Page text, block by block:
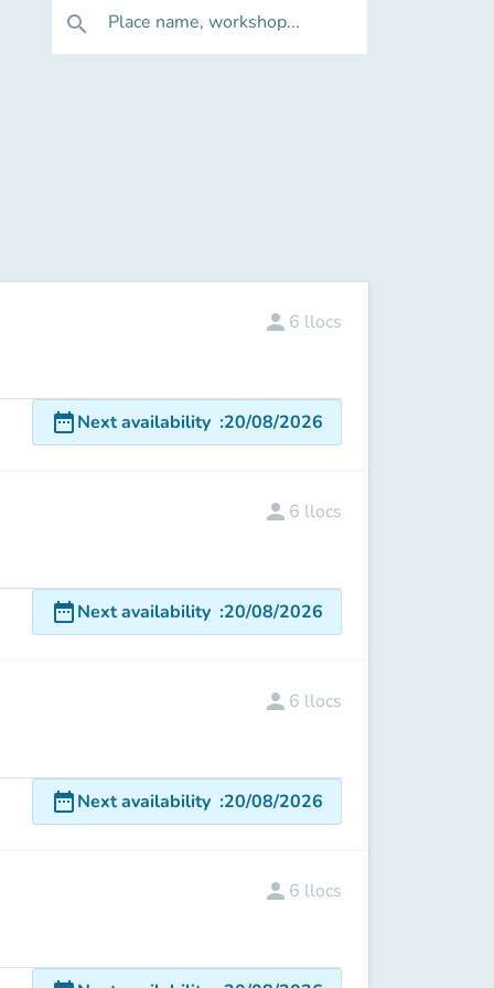
search Place name, workshop...
person 6 llocs
date_rangeNext availability :20/08/2026
person 6 llocs
date_rangeNext availability :20/08/2026
person 6 llocs
date_rangeNext availability :20/08/2026
person 6 llocs